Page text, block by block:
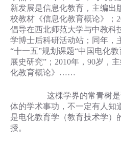
新发展是信息化教育，主编出
校教材《信息化教育概论》；
倡导在西北师范大学与中教科
学博士后科研活动站；同年，
“十一五”规划课题“中国电化
展史研究”；2010年，90岁，
化教育概论》……
这棵学界的常青树是谁
体的学术事功，不一定有人知
是电化教育学（教育技术学）
授。